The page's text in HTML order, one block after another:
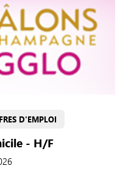
D'EMPLOI
- H/F